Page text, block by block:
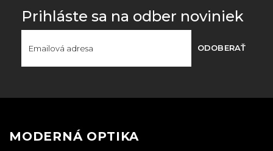
Prihláste sa na odber noviniek
ODOBERAŤ
MODERNÁ OPTIKA